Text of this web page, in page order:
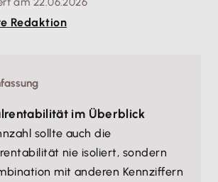
Redaktion
im Überblick
sollte auch die
nie isoliert, sondern
mit anderen Kennziffern